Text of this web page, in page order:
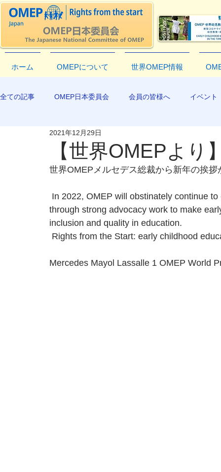
ホーム OMEPについて 世界OMEP情報
全ての記事 OMEP日本委員会 会員の皆様へ イベント
EXCO-COMMUNICATION
【世界OMEPより
2021年12月29日
世界OMEPメルセデス総裁から新年の挨拶
through strong advocacy work to make
inclusion and quality in education.
Rights from the Start: early childhood
Mercedes Mayol Lassalle 1 OMEP World